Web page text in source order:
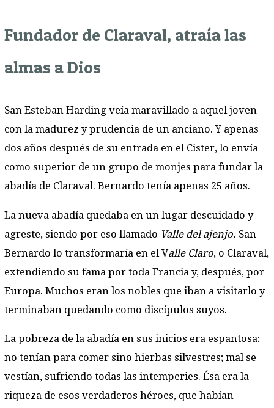
Fundador de Claraval, atraía las
almas a Dios
San Esteban Harding veía maravillado a aquel joven
con la madurez y prudencia de un anciano. Y apenas
dos años después de su entrada en el Cister, lo envía
como superior de un grupo de monjes para fundar la
abadía de Claraval. Bernardo tenía apenas 25 años.
La nueva abadía quedaba en un lugar descuidado y
agreste, siendo por eso llamado Valle del ajenjo. San
Bernardo lo transformaría en el Valle Claro, o Claraval,
extendiendo su fama por toda Francia y, después, por
Europa. Muchos eran los nobles que iban a visitarlo y
terminaban quedando como discípulos suyos.
La pobreza de la abadía en sus inicios era espantosa:
no tenían para comer sino hierbas silvestres; mal se
vestían, sufriendo todas las intemperies. Ésa era la
riqueza de esos verdaderos héroes, que habían